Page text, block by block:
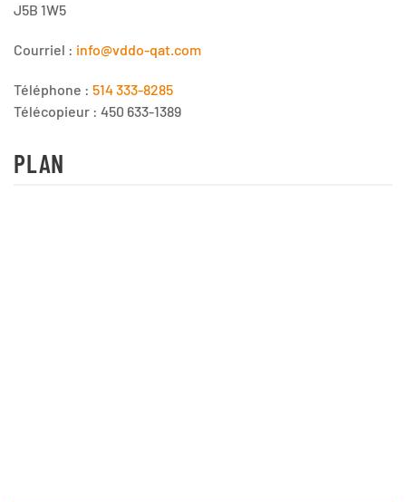
J5B 1W5
Courriel : info@vddo-qat.com
Téléphone : 514 333-8285
Télécopieur : 450 633-1389
PLAN